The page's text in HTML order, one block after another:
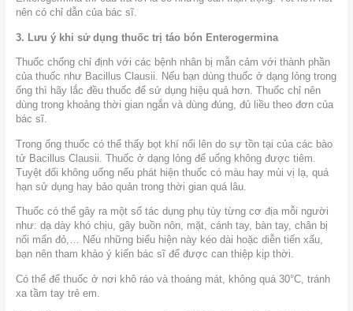
nên có chỉ dẫn của bác sĩ.
3. Lưu ý khi sử dụng thuốc trị táo bón Enterogermina
Thuốc chống chỉ định với các bệnh nhân bị mẫn cảm với thành phần
của thuốc như Bacillus Clausii. Nếu bạn dùng thuốc ở dạng lỏng trong
ống thì hãy lắc đều thuốc để sử dụng hiệu quả hơn. Thuốc chỉ nên
dùng trong khoảng thời gian ngắn và dùng đúng, đủ liều theo đơn của
bác sĩ.
Trong ống thuốc có thể thấy bọt khí nổi lên do sự tồn tại của các bào
tử Bacillus Clausii. Thuốc ở dạng lỏng để uống không được tiêm.
Tuyệt đối không uống nếu phát hiện thuốc có màu hay mùi vị lạ, quá
hạn sử dụng hay bảo quản trong thời gian quá lâu.
Thuốc có thể gây ra một số tác dụng phụ tùy từng cơ địa mỗi người
như: dạ dày khó chịu, gây buồn nôn, mặt, cánh tay, bàn tay, chân bị
nổi mẩn đỏ,… Nếu những biểu hiện này kéo dài hoặc diễn tiến xấu,
bạn nên tham khảo ý kiến ​​bác sĩ để được can thiệp kịp thời.
Có thể để thuốc ở nơi khô ráo và thoáng mát, không quá 30°C, tránh
xa tầm tay trẻ em.